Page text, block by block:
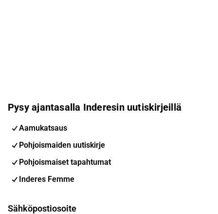
Pysy ajantasalla Inderesin uutiskirjeillä
Aamukatsaus
Pohjoismaiden uutiskirje
Pohjoismaiset tapahtumat
Inderes Femme
Sähköpostiosoite